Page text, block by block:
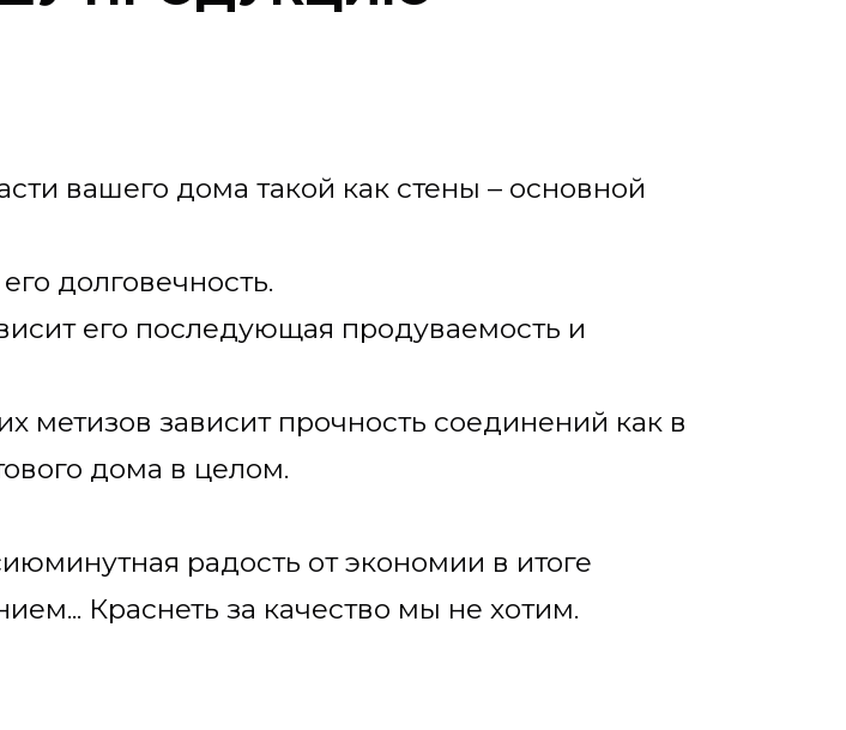
вашего дома такой как стены – основной
долговечность.
его последующая продуваемость и
зависит прочность соединений как в
дома в целом.
радость от экономии в итоге
Краснеть за качество мы не хотим.